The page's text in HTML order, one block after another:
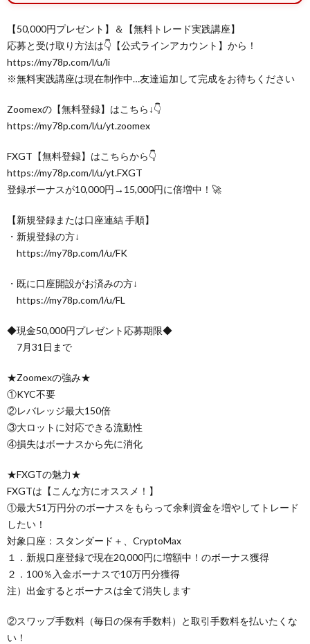
【50,000円プレゼント】＆【無料トレード実践講座】
応募と受け取り方法は👇【公式ラインアカウント】から！
https://my78p.com/l/u/li
※無料実践講座は現在制作中…友達追加して完成をお待ちください
Zoomexの【無料登録】はこちら↓👇
https://my78p.com/l/u/yt.zoomex
FXGT【無料登録】はこちらから👇
https://my78p.com/l/u/yt.FXGT
登録ボーナスが10,000円→15,000円に倍増中！🚀
【新規登録または口座連結 手順】
・新規登録の方↓
https://my78p.com/l/u/FK
・既に口座開設がお済みの方↓
https://my78p.com/l/u/FL
◆現金50,000円プレゼント応募期限◆
7月31日まで
★Zoomexの強み★
①KYC不要
②レバレッジ最大150倍
③大ロットに対応できる流動性
④損失はボーナスから先に消化
★FXGTの魅力★
FXGTは【こんな方にオススメ！】
①最大51万円分のボーナスをもらって余剰資金を増やしてトレード
したい！
対象口座：スタンダード＋、CryptoMax
１．新規口座登録で現在20,000円に増額中！のボーナス獲得
２．100％入金ボーナスで10万円分獲得
注）出金するとボーナスは全て消失します
②スワップ手数料（毎日の保有手数料）と取引手数料を払いたくな
い！